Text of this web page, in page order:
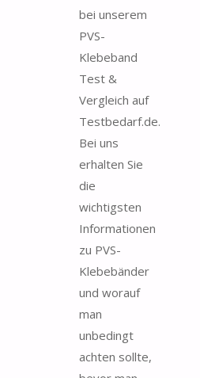
bei unserem
PVS-
Klebeband
Test &
Vergleich auf
Testbedarf.de.
Bei uns
erhalten Sie
die
wichtigsten
Informationen
zu PVS-
Klebebänder
und worauf
man
unbedingt
achten sollte,